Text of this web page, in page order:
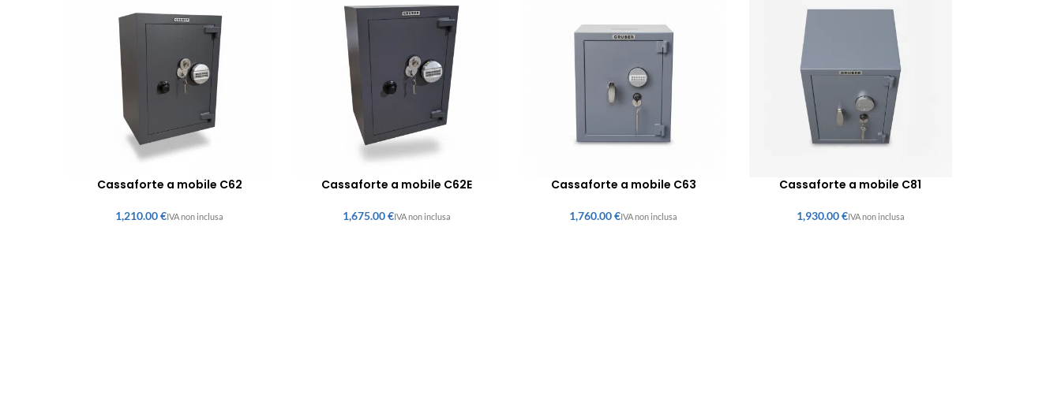
Cassaforte a mobile C62
€
Cassaforte a mobile C62E
€
Cassaforte a mobile C63
€
Cassaforte a mobile C81
€